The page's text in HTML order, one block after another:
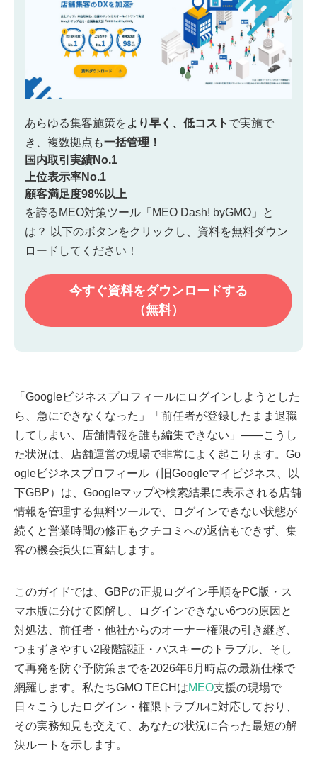
あらゆる集客施策をより早く、低コスト で実施で
き、 複数拠点も一括管理！
国内取引実績No.1
上位表示率No.1
顧客満足度98%以上
を誇るMEO対策ツール「MEO Dash! byGMO」と
は？
以下のボタンをクリックし、資料を無料ダウン
ロードしてください！
今すぐ資料をダウンロードする
（無料）
「Googleビジネスプロフィールにログインしようとした
ら、急にできなくなった」「前任者が登録したまま退職
してしまい、店舗情報を誰も編集できない」——こうし
た状況は、店舗運営の現場で非常によく起こります。Go
ogleビジネスプロフィール（旧Googleマイビジネス、以
下GBP）は、Googleマップや検索結果に表示される店舗
情報を管理する無料ツールで、ログインできない状態が
続くと営業時間の修正もクチコミへの返信もできず、集
客の機会損失に直結します。
このガイドでは、GBPの正規ログイン手順をPC版・ス
マホ版に分けて図解し、ログインできない6つの原因と
対処法、前任者・他社からのオーナー権限の引き継ぎ、
つまずきやすい2段階認証・パスキーのトラブル、そし
て再発を防ぐ予防策までを2026年6月時点の最新仕様で
網羅します。私たちGMO TECHはMEO支援の現場で
日々こうしたログイン・権限トラブルに対応しており、
その実務知見も交えて、あなたの状況に合った最短の解
決ルートを示します。